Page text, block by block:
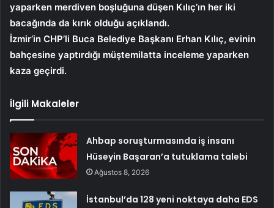
yaparken merdiven boşluğuna düşen Kılıç’ın her iki
bacağında da kırık olduğu açıklandı.
İzmir’in CHP’li Buca Belediye Başkanı Erhan Kılıç, evinin
bahçesine yaptırdığı müştemilatta inceleme yaparken
kaza geçirdi.
İlgili Makaleler
Ahbap soruşturmasında iş insanı
Hüseyin Başaran’a tutuklama talebi
Ağustos 8, 2026
İstanbul’da 128 yeni noktaya daha EDS